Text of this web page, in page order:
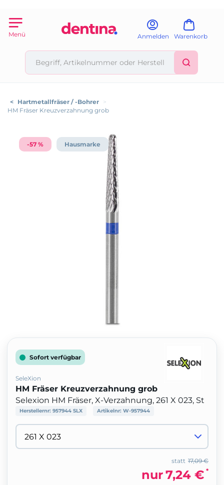
Menü Anmelden Warenkorb
< Hartmetallfräser / -Bohrer >
HM Fräser Kreuzverzahnung grob
-57 % Hausmarke
Sofort verfügbar
SeleXion
HM Fräser Kreuzverzahnung grob
Selexion HM Fräser, X-Verzahnung, 261 X 023, St
Herstellernr: 957944 SLX Artikelnr: W-957944
17,09 €
statt
nur7,24 € *